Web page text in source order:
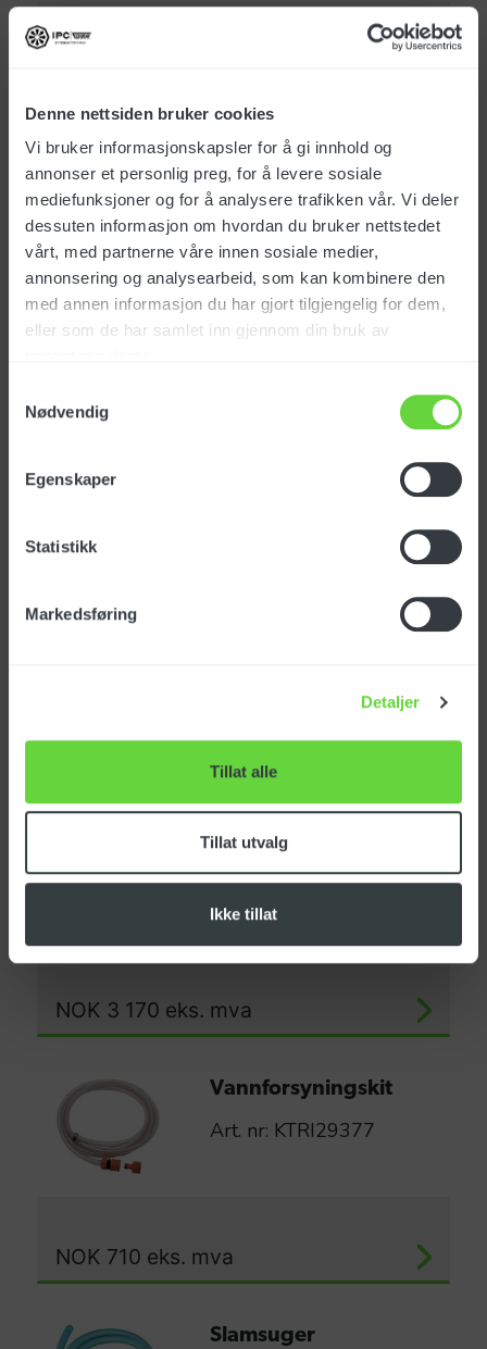
Denne nettsiden bruker cookies
Vi bruker informasjonskapsler for å gi innhold og
annonser et personlig preg, for å levere sosiale
mediefunksjoner og for å analysere trafikken vår. Vi deler
dessuten informasjon om hvordan du bruker nettstedet
vårt, med partnerne våre innen sosiale medier,
annonsering og analysearbeid, som kan kombinere den
med annen informasjon du har gjort tilgjengelig for dem,
eller som de har samlet inn gjennom din bruk av
Nødvendig
Egenskaper
Statistikk
Markedsføring
Detaljer
Tillat alle
Tillat utvalg
Ikke tillat
Anbefalt tilbehør
Avkalkingsvæske, 1 liter
NOK249
Avkalkingsvæske, 10
NOK1 590 eks. mva
H35/50/61
NOK 3 170 eks. mva
Vannforsyningskit
Art. nr: KTRI29377
NOK 710 eks. mva
Slamsuger